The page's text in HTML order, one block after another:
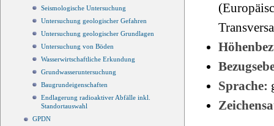
Seismologische Untersuchung
Untersuchung geologischer Gefahren
Untersuchung geologischer Grundlagen
Untersuchung von Böden
Wasserwirtschaftliche Erkundung
Grundwasseruntersuchung
Baugrundeigenschaften
Endlagerung radioaktiver Abfälle inkl.
Standortauswahl
GPDN
Sprache: